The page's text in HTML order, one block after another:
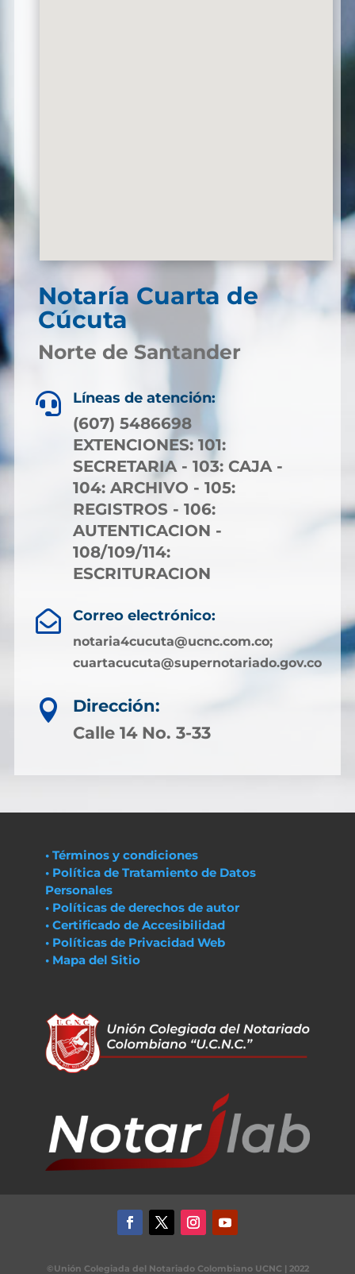
Notaría Cuarta de
Cúcuta
Norte de Santander
 Líneas de atención:
(607) 5486698
EXTENCIONES: 101:
SECRETARIA - 103: CAJA -
104: ARCHIVO - 105:
REGISTROS - 106:
AUTENTICACION -
108/109/114:
ESCRITURACION
 Correo electrónico:
notaria4cucuta@ucnc.com.co;
cuartacucuta@supernotariado.gov.co

Dirección:
Calle 14 No. 3-33
• Términos y condiciones
• Política de Tratamiento de Datos
Personales
• Políticas de derechos de autor
• Certificado de Accesibilidad
• Políticas de Privacidad Web
• Mapa del Sitio
©Unión Colegiada del Notariado Colombiano UCNC | 2022